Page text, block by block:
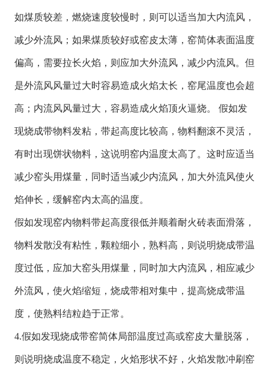
如煤质较差，燃烧速度较慢时，则可以适当加大内流风，
减少外流风；如果煤质较好或窑皮太薄，窑简体表面温度
偏高，需要拉长火焰，则应加大外流风，减少内流风。但
是外流风风量过大时容易造成火焰太长，窑尾温度也会超
高；内流风风量过大，容易造成火焰顶火逼烧。 假如发
现烧成带物料发粘，带起高度比较高，物料翻滚不灵活，
有时出现饼状物料，这说明窑内温度太高了。这时应适当
减少窑头用煤量，同时适当减少内流风，加大外流风使火
焰伸长，缓解窑内太高的温度。
假如发现窑内物料带起高度很低并顺着耐火砖表面滑落，
物料发散没有粘性，颗粒细小，熟料高，则说明烧成带温
度过低，应加大窑头用煤量，同时加大内流风，相应减少
外流风，使火焰缩短，烧成带相对集中，提高烧成带温
度，使熟料结粒趋于正常。
4.假如发现烧成带窑简体局部温度过高或窑皮大量脱落，
则说明烧成温度不稳定，火焰形状不好，火焰发散冲刷窑